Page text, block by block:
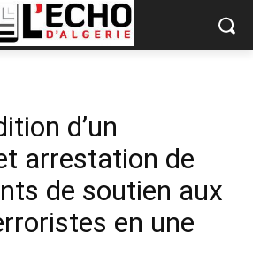
d’un
arrestation de
de soutien aux
en une